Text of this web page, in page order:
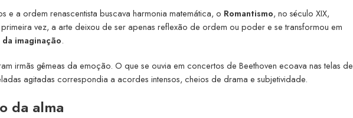
e a ordem renascentista buscava harmonia matemática, o Romantismo, no século XIX,
vez, a arte deixou de ser apenas reflexão de ordem ou poder e se transformou em
imaginação.
irmãs gêmeas da emoção. O que se ouvia em concertos de Beethoven ecoava nas telas de
agitadas correspondia a acordes intensos, cheios de drama e subjetividade.
da alma